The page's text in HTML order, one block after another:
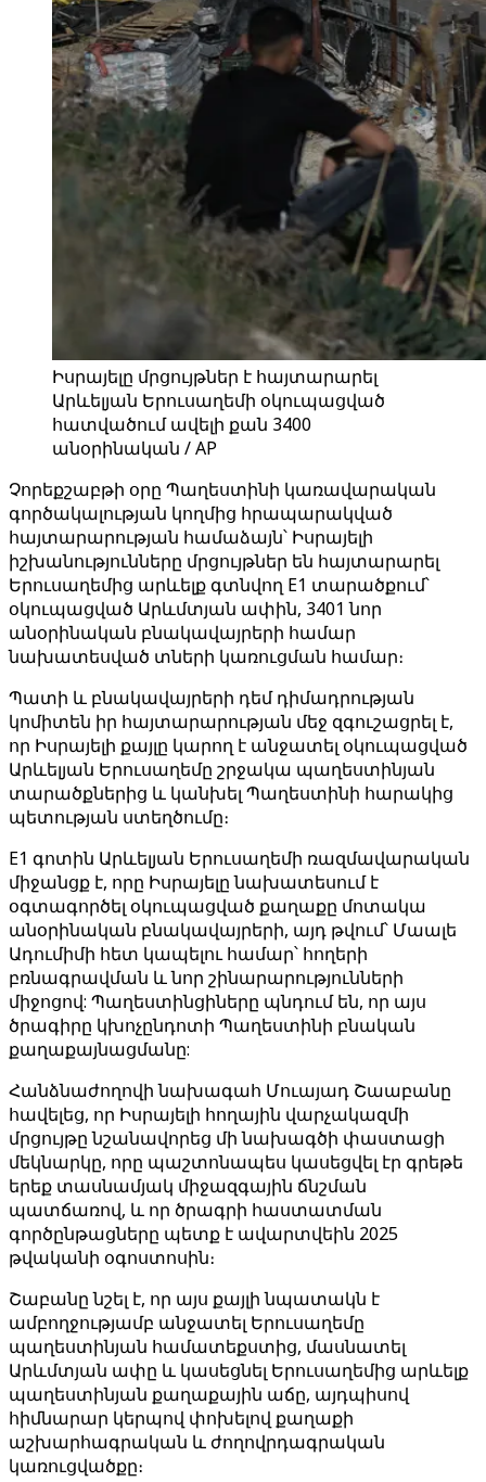
Իսրայելը մրցույթներ է հայտարարել
Արևելյան Երուսաղեմի օկուպացված
հատվածում ավելի քան 3400
անօրինական / AP
Չորեքշաբթի օրը Պաղեստինի կառավարական
գործակալության կողմից հրապարակված
հայտարարության համաձայն՝ Իսրայելի
իշխանությունները մրցույթներ են հայտարարել
Երուսաղեմից արևելք գտնվող E1 տարածքում՝
օկուպացված Արևմտյան ափին, 3401 նոր
անօրինական բնակավայրերի համար
նախատեսված տների կառուցման համար։
Պատի և բնակավայրերի դեմ դիմադրության
կոմիտեն իր հայտարարության մեջ զգուշացրել է,
որ Իսրայելի քայլը կարող է անջատել օկուպացված
Արևելյան Երուսաղեմը շրջակա պաղեստինյան
տարածքներից և կանխել Պաղեստինի հարակից
պետության ստեղծումը։
E1 գոտին Արևելյան Երուսաղեմի ռազմավարական
միջանցք է, որը Իսրայելը նախատեսում է
օգտագործել օկուպացված քաղաքը մոտակա
անօրինական բնակավայրերի, այդ թվում՝ Մաալե
Ադումիմի հետ կապելու համար՝ հողերի
բռնագրավման և նոր շինարարությունների
միջոցով: Պաղեստինցիները պնդում են, որ այս
ծրագիրը կխոչընդոտի Պաղեստինի բնական
քաղաքայնացմանը:
Հանձնաժողովի նախագահ Մուայադ Շաաբանը
հավելեց, որ Իսրայելի հողային վարչակազմի
մրցույթը նշանավորեց մի նախագծի փաստացի
մեկնարկը, որը պաշտոնապես կասեցվել էր գրեթե
երեք տասնամյակ միջազգային ճնշման
պատճառով, և որ ծրագրի հաստատման
գործընթացները պետք է ավարտվեին 2025
թվականի օգոստոսին։
Շաբանը նշել է, որ այս քայլի նպատակն է
ամբողջությամբ անջատել Երուսաղեմը
պաղեստինյան համատեքստից, մասնատել
Արևմտյան ափը և կասեցնել Երուսաղեմից արևելք
պաղեստինյան քաղաքային աճը, այդպիսով
հիմնարար կերպով փոխելով քաղաքի
աշխարհագրական և ժողովրդագրական
կառուցվածքը։